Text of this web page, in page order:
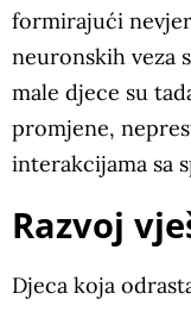
formirajući
neuronskih veza
male djece su
promjene,
interakcijama sa
Razvoj
Djeca koja